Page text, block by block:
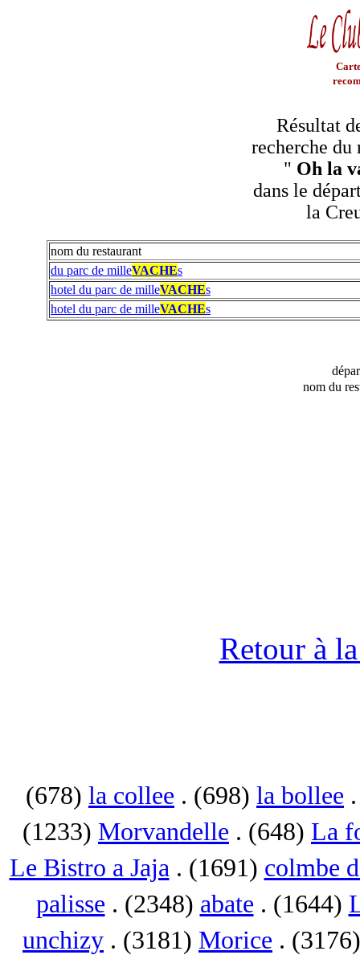
Résultat
recherche du
" Oh la
dans le
la
nom du restaurant
du parc de milleVACHEs
hotel du parc de milleVACHEs
hotel du parc de milleVACHEs
nom du
Retour à
(678) la collee . (698) la bollee
(1233) Morvandelle . (648) La
Le Bistro a Jaja. (1691) colmbe
palisse . (2348) abate . (1644)
unchizy . (3181) Morice .